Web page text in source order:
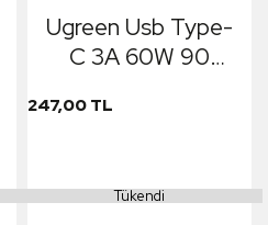
Ugreen Usb Type-
C 3A 60W 90
Data Kablosu
247,00 TL
Tükendi